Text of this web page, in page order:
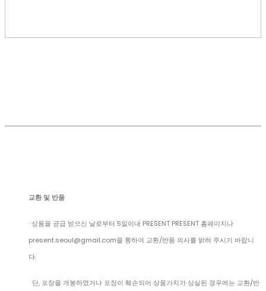
교환 및 반품
· 상품을 공급 받으신 날로부터 5일이내 PRESENT PRESENT 홈페이지나
present.seoul@gmail.com을 통하여 교환/반품 의사를 밝혀 주시기 바랍니
다.
단, 포장을 개봉하였거나 포장이 훼손되어 상품가치가 상실된 경우에는 교환/반